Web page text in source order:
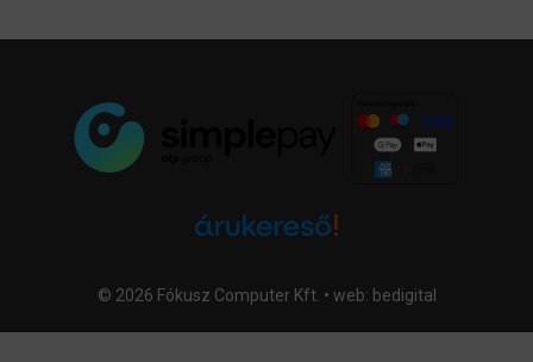
© 2026 Fókusz Computer Kft. • web: bedigital